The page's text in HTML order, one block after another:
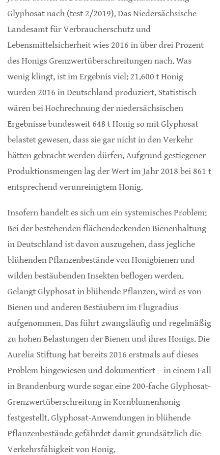
Glyphosat nach (test 2/2019). Das Niedersächsische
Landesamt für Verbraucherschutz und
Lebensmittelsicherheit wies 2016 in über drei Prozent
des Honigs Grenzwertüberschreitungen nach. Was
wenig klingt, ist im Ergebnis viel: 21.600 t Honig
wurden 2016 in Deutschland produziert. Statistisch
wären bei Hochrechnung der niedersächsischen
Ergebnisse bundesweit 648 t Honig so mit Glyphosat
belastet gewesen, dass sie gar nicht in den Verkehr
hätten gebracht werden dürfen. Aufgrund gestiegener
Produktionsmengen lag der Wert im Jahr 2018 bei 861 t
entsprechend verunreinigtem Honig.
Insofern handelt es sich um ein systemisches Problem:
Bei der bestehenden flächendeckenden Bienenhaltung
in Deutschland ist davon auszugehen, dass jegliche
blühenden Pflanzenbestände von Honigbienen und
wilden bestäubenden Insekten beflogen werden.
Gelangt Glyphosat in blühende Pflanzen, wird es von
Bienen und anderen Bestäubern im Flugradius
aufgenommen. Das führt zwangsläufig und regelmäßig
zu hohen Belastungen der Bienen und ihres Honigs. Die
Aurelia Stiftung hat bereits 2016 erstmals auf dieses
Problem hingewiesen und dokumentiert – in einem Fall
in Brandenburg wurde sogar eine 200-fache Glyphosat-
Grenzwertüberschreitung in Kornblumenhonig
festgestellt. Glyphosat-Anwendungen in blühende
Pflanzenbestände gefährdet damit grundsätzlich die
Verkehrsfähigkeit von Honig.